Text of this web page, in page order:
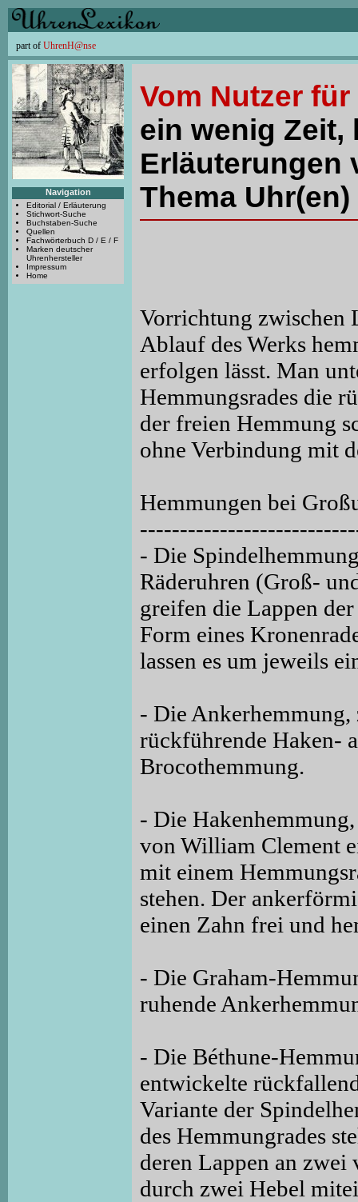
part of UhrenH@nse
Navigation
Editorial / Erläuterung
Stichwort-Suche
Buchstaben-Suche
Quellen
Fachwörterbuch D / E / F
Marken deutscher
Uhrenhersteller
Impressum
Home
Vom Nutzer
ein wenig Zeit,
Erläuterungen
Thema
Vorrichtung zwischen
Ablauf des Werks
erfolgen lässt. Man
Hemmungsrades die
der freien Hemmung
ohne Verbindung mit
Hemmungen bei
- Die
Räderuhren (Groß-
greifen die Lappen
Form eines
lassen es um jeweils
- Die Ankerhemmung,
rückführende Haken-
Brocothemmung.
- Die
von William Clement
mit einem
stehen. Der
einen Zahn frei und
- Die Graham-
ruhende
- Die Béthune-
entwickelte
Variante der
des Hemmungrades
deren Lappen an zwei
durch zwei Hebel